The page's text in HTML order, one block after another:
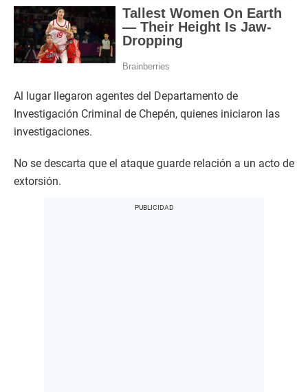
Al lugar llegaron agentes del Departamento de
Investigación Criminal de Chepén, quienes iniciaron las
investigaciones.
No se descarta que el ataque guarde relación a un acto de
extorsión.